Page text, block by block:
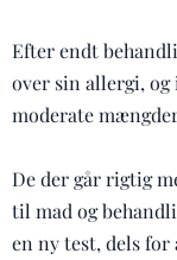
Efter endt
over sin allergi, og
moderate
De der går rigtig
til mad og
en ny test, dels for